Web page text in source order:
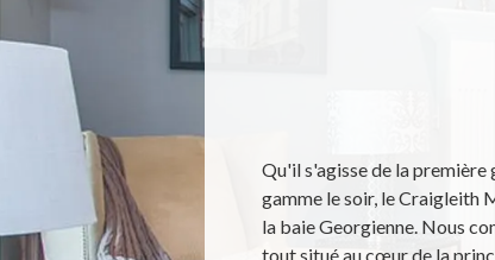
Qu'il s'agisse de la
gamme le soir, le Craigleith
la baie Georgienne. Nous
tout situé au cœur de la